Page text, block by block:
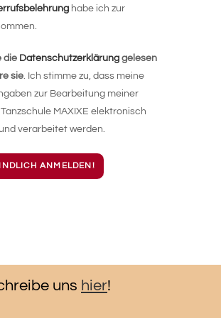
habe ich zur
die Datenschutzerklärung gelesen
sie. Ich stimme zu, dass meine
zur Bearbeitung meiner
MAXIXE elektronisch
verarbeitet werden.
uns hier!